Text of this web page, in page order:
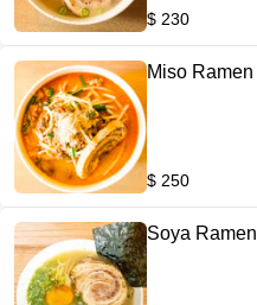
$ 230
Miso Ramen
$ 250
Soya Ramen